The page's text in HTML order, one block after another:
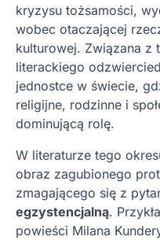
kryzysu tożsamości,
wobec otaczającej
kulturowej. Związana z
literackiego
jednostce w świecie,
religijne, rodzinne i
dominującą rolę.
W literaturze tego
obraz zagubionego
zmagającego się z
egzystencjalną.
powieści Milana